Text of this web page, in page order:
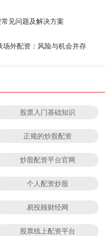
见问题及解决方案
外配资：风险与机会并存
股票入门基础知识
正规的炒股配资
炒股配资平台官网
个人配资炒股
易投顾财经网
股票线上配资平台